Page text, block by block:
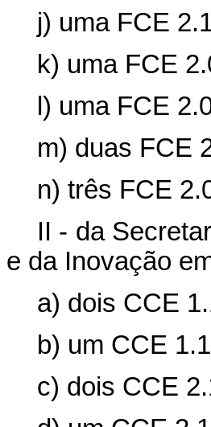
j) uma FCE
k) uma FCE
l) uma FCE
m) duas FCE
n) três FCE
II - da
e da Inovação
a) dois CCE
b) um CCE
c) dois CCE